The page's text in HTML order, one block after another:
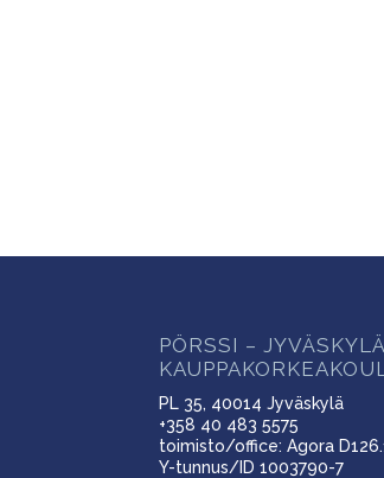
PÖRSSI –
PL 35, 40014 Jyväskylä
+358 40 483 5575
toimisto/office: Agora
Y-tunnus/ID 1003790-7